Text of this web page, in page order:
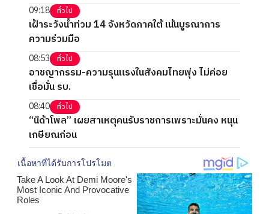
09:18 ทั่วไป
เฝ้าระวังน้ำท่วม 14 จังหวัดภาคใต้ เน้นบูรณาการ
ความร่วมมือ
08:53 ทั่วไป
อาชญากรรม-ความรุนแรงในสังคมไทยพุ่ง ไม่ค่อย
เชื่อมั่น รบ.
08:40 ทั่วไป
“นิด้าโพล” เผยสาเหตุคนรับราชการเพราะมั่นคง หนุน
เกษียณก่อน